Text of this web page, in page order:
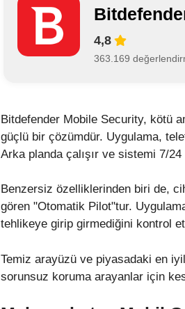
4,8
363.169
Bitdefender Mobile Security, kötü
güçlü bir çözümdür. Uygulama,
Arka planda çalışır ve sistemi 7/24
Benzersiz özelliklerinden biri de,
gören "Otomatik Pilot"tur.
tehlikeye girip girmediğini kontrol
Temiz arayüzü ve piyasadaki en
sorunsuz koruma arayanlar için